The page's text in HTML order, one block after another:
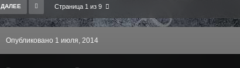
ДАЛЕЕ Страница 1 из 9
Опубликовано 1 июля, 2014